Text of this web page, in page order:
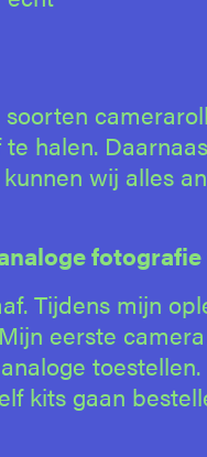
halen.
wij alles
fotografie
Tijdens mijn
eerste
kits gaan